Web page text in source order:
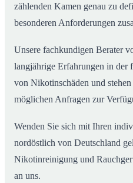
zählenden Kamen genau zu
besonderen Anforderungen
Unsere fachkundigen Berater
langjährige Erfahrungen in der
von Nikotinschäden und
möglichen Anfragen zur
Wenden Sie sich mit Ihren
nordöstlich von Deutschland
Nikotinreinigung und
an uns.